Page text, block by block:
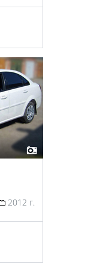
2012 г.